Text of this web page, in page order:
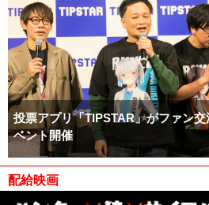
投票アプリ「TIPSTAR」がファン交
ベント開催
配給映画